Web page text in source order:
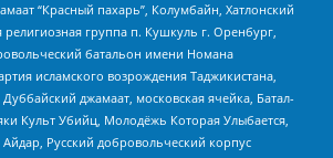
“Красный пахарь”, Колумбайн, Хатлонский
группа п. Кушкуль г. Оренбург,
батальон имени Номана
исламского возрождения Таджикистана,
джамаат, московская ячейка, Батал-
Культ Убийц, Молодёжь Которая Улыбается,
Русский добровольческий корпус